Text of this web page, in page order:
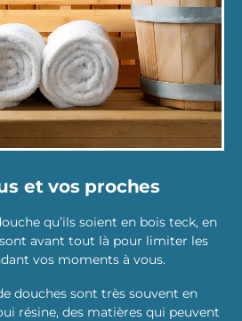
et vos proches
qu’ils soient en bois teck, en
avant tout là pour limiter les
vos moments à vous.
douches sont très souvent en
résine, des matières qui peuvent